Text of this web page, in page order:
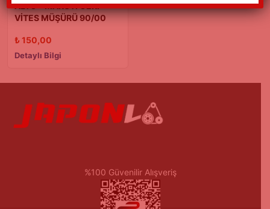
ALTO – MARUTİ GERİ
VİTES MÜŞÜRÜ 90/00
₺ 150,00
Detaylı Bilgi
%100 Güvenilir Alışveriş